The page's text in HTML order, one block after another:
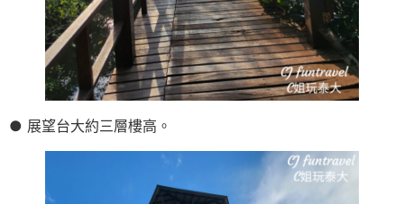
● 展望台大約三層樓高。